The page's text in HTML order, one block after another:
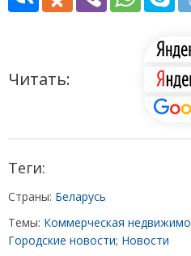
Читать:
Теги:
Страны: Беларусь
Темы: Коммерческая
Городские новости; Новости